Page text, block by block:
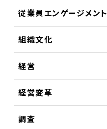
従業員エンゲージメント
組織文化
経営
経営変革
調査